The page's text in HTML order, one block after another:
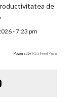
de
- 7:23 pm
Powered by RSS Feed Plugin